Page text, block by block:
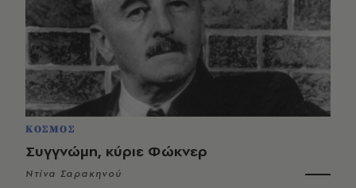
ΚΟΣΜΟΣ
Συγγνώμη, κύριε Φώκνερ
Ντίνα Σαρακηνού